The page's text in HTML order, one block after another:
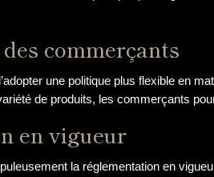
commerçants
une politique plus flexible en
de produits, les commerçants
en vigueur
la réglementation en